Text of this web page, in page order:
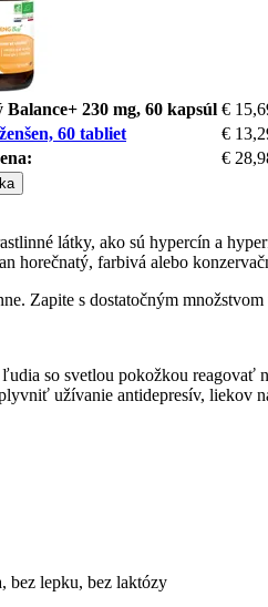
230 mg, 60 kapsúl €
60 tabliet
€
€
látky, ako sú hypercín a
horečnatý, farbivá alebo
Zapite s dostatočným
so svetlou pokožkou reagovať
užívanie antidepresív, liekov
bez lepku, bez laktózy